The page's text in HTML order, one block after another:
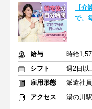
【
で、
給与
時給
シフト
雇用形態
派遣社員
アクセス
湯の川駅